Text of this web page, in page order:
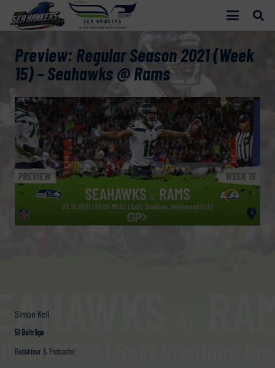
Simon Kell
51 Beiträge
Redakteur & Podcaster
Preview: Regular Season 2021 (Week
15) – Seahawks @ Rams